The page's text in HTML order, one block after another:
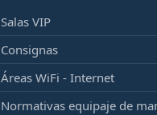
Salas VIP
Consignas
Áreas WiFi - Internet
Normativas equipaje de